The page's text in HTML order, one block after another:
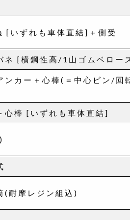
[いずれも車体直結]＋側受
ネ [横鋼性高/1山ゴムベロー
ンカー＋心棒(＝中心ピン/回
心棒 [いずれも車体直結]
(耐摩レジン組込)